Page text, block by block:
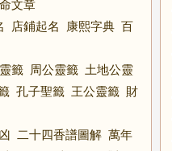
文章
店鋪起名 康熙字典 百
籤 周公靈籤 土地公靈
孔子聖籤 王公靈籤 財
二十四香譜圖解 萬年